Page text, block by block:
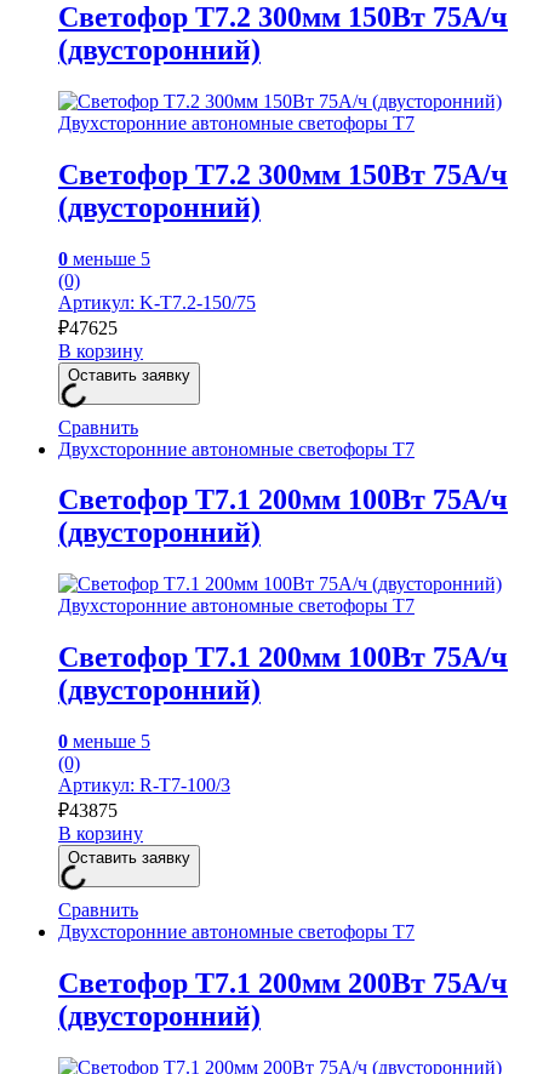
Светофор Т7.2 300мм 150Вт 75А/ч
(двусторонний)
Двухсторонние автономные светофоры Т7
Светофор Т7.2 300мм 150Вт 75А/ч
(двусторонний)
0 меньше 5
(0)
Артикул: K-Т7.2-150/75
₽47625
В корзину
Оставить заявку
Сравнить
Двухсторонние автономные светофоры Т7
Светофор Т7.1 200мм 100Вт 75А/ч
(двусторонний)
Двухсторонние автономные светофоры Т7
Светофор Т7.1 200мм 100Вт 75А/ч
(двусторонний)
0 меньше 5
(0)
Артикул: R-Т7-100/3
₽43875
В корзину
Оставить заявку
Сравнить
Двухсторонние автономные светофоры Т7
Светофор Т7.1 200мм 200Вт 75А/ч
(двусторонний)